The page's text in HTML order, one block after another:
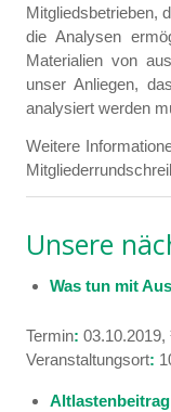
Mitgliedsbetrieben,
die Analysen
Materialien von
unser Anliegen,
analysiert werden
Weitere
Unsere
Was tun mit
Termin:
Veranstaltungsort: